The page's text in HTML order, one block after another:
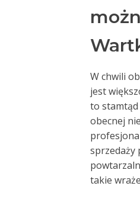
W chwili
jest
to stamtąd
obecnej
sprzedaży
takie